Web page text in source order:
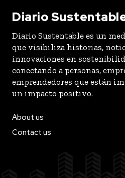
Diario
Diario Sustentable es un
que visibiliza historias,
innovaciones en
conectando a personas,
emprendedores que están
un impacto positivo.
About us
Contact us